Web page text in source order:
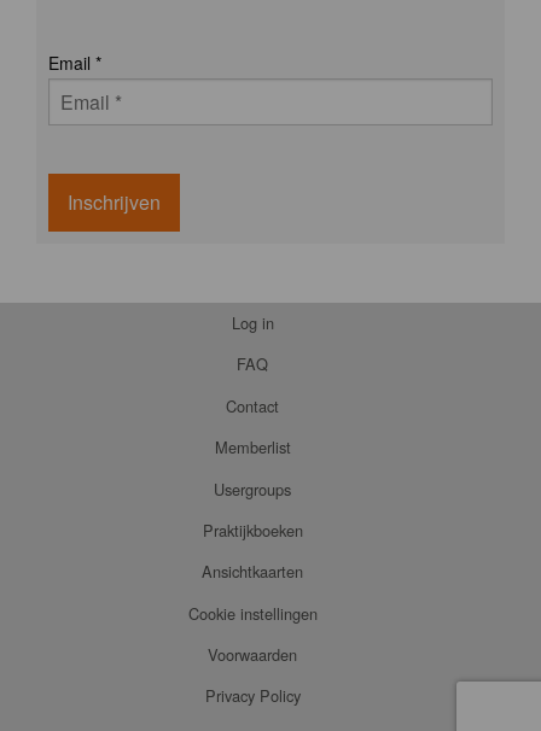
Email *
Inschrijven
Log in
FAQ
Contact
Memberlist
Usergroups
Praktijkboeken
Ansichtkaarten
Cookie instellingen
Voorwaarden
Privacy Policy